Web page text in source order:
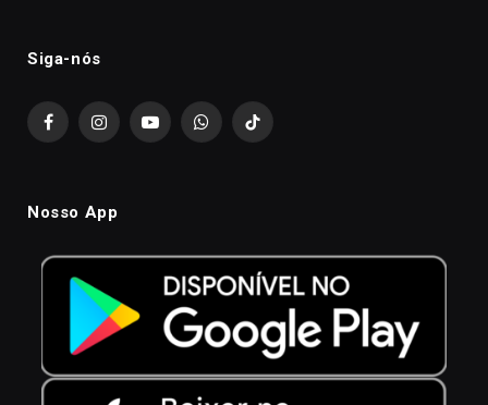
Siga-nós
FacebookInstagramYouTubeWhatsAppTikTok
Nosso App